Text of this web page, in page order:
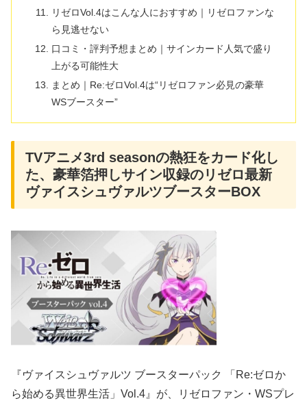
リゼロVol.4はこんな人におすすめ｜リゼロファンな
ら見逃せない
口コミ・評判予想まとめ｜サインカード人気で盛り
上がる可能性大
まとめ｜Re:ゼロVol.4は“リゼロファン必見の豪華
WSブースター”
TVアニメ3rd seasonの熱狂をカード化し
た、豪華箔押しサイン収録のリゼロ最新
ヴァイスシュヴァルツブースターBOX
『ヴァイスシュヴァルツ ブースターパック 「Re:ゼロか
ら始める異世界生活」Vol.4』が、リゼロファン・WSプレ